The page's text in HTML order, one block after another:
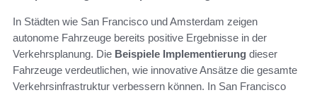
In Städten wie San Francisco und Amsterdam zeigen
autonome Fahrzeuge bereits positive Ergebnisse in der
Verkehrsplanung. Die Beispiele Implementierung dieser
Fahrzeuge verdeutlichen, wie innovative Ansätze die gesamte
Verkehrsinfrastruktur verbessern können. In San Francisco